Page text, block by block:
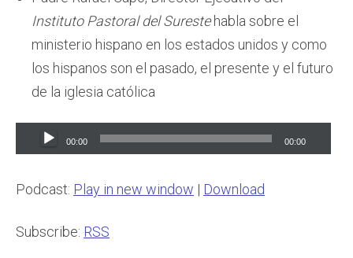
Instituto Pastoral del Surestehabla sobre el
ministerio hispano en los estados unidos y como
los hispanos son el pasado, el presente y el futuro
de la iglesia católica
Audio
Player
00:00 00:00
Podcast: Play in new window | Download
Subscribe: RSS